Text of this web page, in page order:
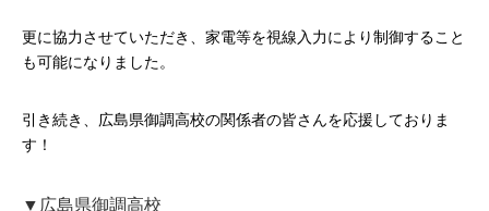
更に協力させていただき、家電等を視線入力により制御すること
も可能になりました。
引き続き、広島県御調高校の関係者の皆さんを応援しておりま
す！
▼広島県御調高校